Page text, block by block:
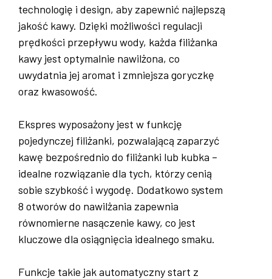
technologię i design, aby zapewnić najlepszą
jakość kawy. Dzięki możliwości regulacji
prędkości przepływu wody, każda filiżanka
kawy jest optymalnie nawilżona, co
uwydatnia jej aromat i zmniejsza goryczkę
oraz kwasowość.
Ekspres wyposażony jest w funkcję
pojedynczej filiżanki, pozwalającą zaparzyć
kawę bezpośrednio do filiżanki lub kubka –
idealne rozwiązanie dla tych, którzy cenią
sobie szybkość i wygodę. Dodatkowo system
8 otworów do nawilżania zapewnia
równomierne nasączenie kawy, co jest
kluczowe dla osiągnięcia idealnego smaku.
Funkcje takie jak automatyczny start z